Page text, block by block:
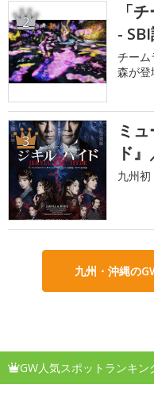
2
「
-
チー
森が登
3
ミ
ド
九州初
九州・沖縄の
GW人気スポットランキン